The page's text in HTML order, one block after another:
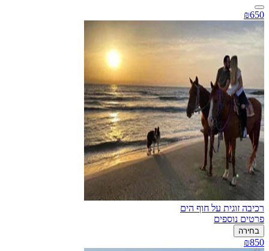
₪650
רכיבה זוגית על חוף הים
פרטים נוספים
בחירה
₪850